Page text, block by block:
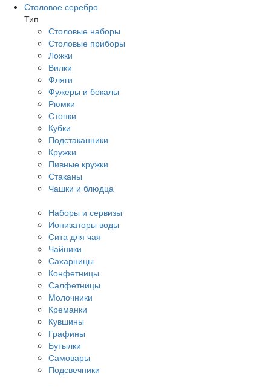
Столовое серебро
Тип
Столовые наборы
Столовые приборы
Ложки
Вилки
Фляги
Фужеры и бокалы
Рюмки
Стопки
Кубки
Подстаканники
Кружки
Пивные кружки
Стаканы
Чашки и блюдца
Наборы и сервизы
Ионизаторы воды
Сита для чая
Чайники
Сахарницы
Конфетницы
Салфетницы
Молочники
Креманки
Кувшины
Графины
Бутылки
Самовары
Подсвечники